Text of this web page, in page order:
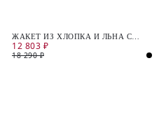
ЖАКЕТ ИЗ ХЛОПКА И ЛЬНА С
УКОРОЧЕННЫМ РУКАВОМ
12 803 ₽
18 290 ₽